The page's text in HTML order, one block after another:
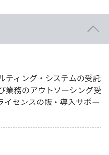
ティング・システムの受託
業務のアウトソーシング受
イセンスの販・導入サポー